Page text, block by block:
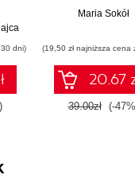
dni)
Maria Sokół
(19,50 zł najniższa cena
20.67
39.00zł (-